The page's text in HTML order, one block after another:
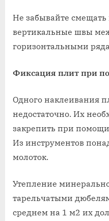
Не забывайте
вертикальные швы
горизонтальными
Фиксация плит при
Одного наклеивания
недостаточно. Их
закрепить при
Из инструментов
молоток.
Утепление
тарельчатыми
среднем на 1 м2 их